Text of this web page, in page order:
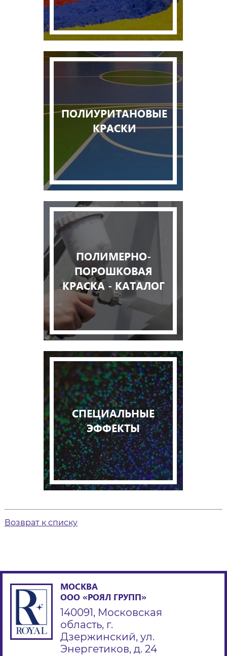
ПОЛИУРИТАНОВЫЕ
КРАСКИ
ПОЛИМЕРНО-
ПОРОШКОВАЯ
КРАСКА - КАТАЛОГ
СПЕЦИАЛЬНЫЕ
ЭФФЕКТЫ
Возврат к списку
МОСКВА
ООО «РОЯЛ ГРУПП»
140091, Московская
область, г.
Дзержинский, ул.
Энергетиков, д. 24